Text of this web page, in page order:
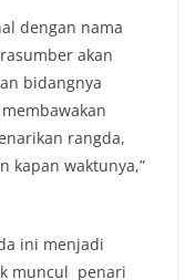
dengan nama
akan
bidangnya
rangda,
kapan waktunya,”
ini menjadi
muncul penari